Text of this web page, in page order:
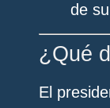
de
¿Qué
El